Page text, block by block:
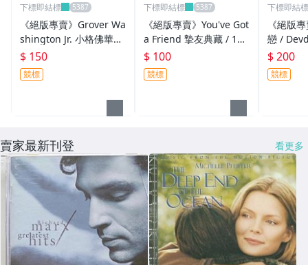
下標即結標
《絕版專賣》Grover Wa
shington Jr. 小格佛華盛
頓 / Time Out of Mind
迷失的時間
$ 150
競標
下標即結標
《絕版專賣》You've Got
a Friend 摯友典藏 / 17
首電影主題曲、插曲 (有
外紙盒.歌詞冊)
$ 100
競標
下標即結標
《絕版
戀 /
(歐版.側
$ 200
競標
賣家最新刊登 看更多